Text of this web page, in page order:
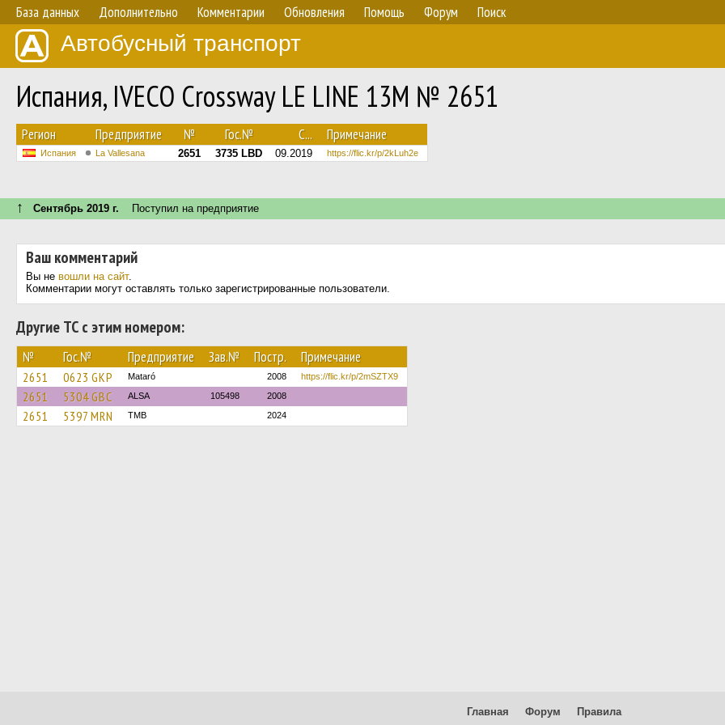
База данных Дополнительно Комментарии Обновления Помощь Форум Поиск
Автобусный транспорт
Испания, IVECO Crossway LE LINE 13M № 2651
Регион Предприятие № Гос.№ С... Примечание
Испания La Vallesana 2651 3735 LBD 09.2019 https://flic.kr/p/2kLuh2e
↑ Сентябрь 2019 г. Поступил на предприятие
Ваш комментарий
Вы не вошли на сайт.
Комментарии могут оставлять только зарегистрированные пользователи.
Другие ТС с этим номером:
№ Гос.№ Предприятие Зав.№ Постр. Примечание
2651 0623 GKP Mataró 2008 https://flic.kr/p/2mSZTX9
2651 5304 GBC ALSA 105498 2008
2651 5397 MRN TMB 2024
Главная Форум Правила